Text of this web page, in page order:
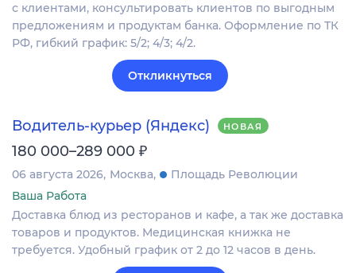
с клиентами, консультировать клиентов по выгодным
предложениям и продуктам банка. Оформление по ТК
РФ, гибкий график: 5/2; 4/3; 4/2.
Откликнуться
Водитель-курьер (Яндекс) НОВАЯ
180 000–289 000 ₽
06 августа 2026 Москва
Площадь Революции
Ваша Работа
Доставка блюд из ресторанов и кафе, а так же доставка
товаров и продуктов. Медицинская книжка не
требуется. Удобный график от 2 до 12 часов в день.